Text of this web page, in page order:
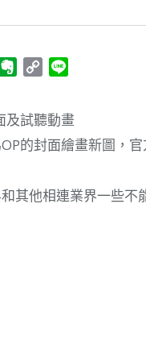
TelegramEvernote
Copy
及試聽動畫
的封面繪畫新圖，
其他相連業界一些